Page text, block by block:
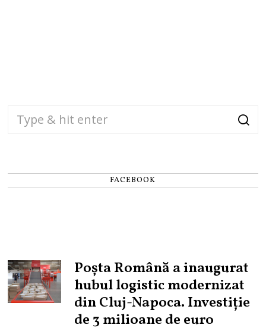
FACEBOOK
Poșta Română a inaugurat
hubul logistic modernizat
din Cluj-Napoca. Investiție
de 3 milioane de euro